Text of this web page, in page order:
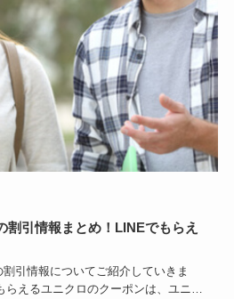
割引情報まとめ！LINEでもらえ
引情報についてご紹介していきま
らえるユニクロのクーポンは、ユニク